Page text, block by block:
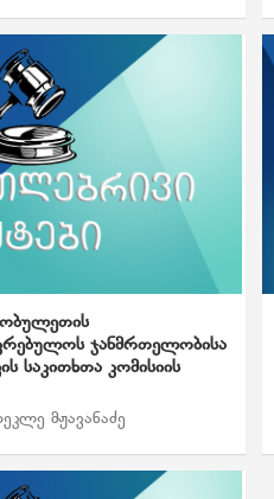
ჯანმრთელობისა
საკითხთა კომისიის
მჟავანაძე